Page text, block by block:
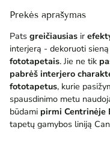
Prekės aprašymas
Pats greičiausias ir
interjerą - dekoruoti sieną
fototapetais. Jie ne tik
pabrėš interjero
fototapetus, kurie
spausdinimo metu
būdami pirmi Centrinėje
tapetų gamybos liniją